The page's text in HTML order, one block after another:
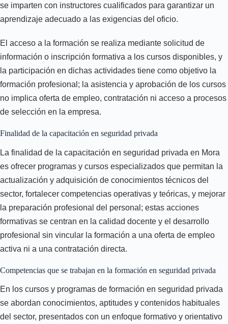
se imparten con instructores cualificados para garantizar un
aprendizaje adecuado a las exigencias del oficio.
El acceso a la formación se realiza mediante solicitud de
información o inscripción formativa a los cursos disponibles, y
la participación en dichas actividades tiene como objetivo la
formación profesional; la asistencia y aprobación de los cursos
no implica oferta de empleo, contratación ni acceso a procesos
de selección en la empresa.
Finalidad de la capacitación en seguridad privada
La finalidad de la capacitación en seguridad privada en Mora
es ofrecer programas y cursos especializados que permitan la
actualización y adquisición de conocimientos técnicos del
sector, fortalecer competencias operativas y teóricas, y mejorar
la preparación profesional del personal; estas acciones
formativas se centran en la calidad docente y el desarrollo
profesional sin vincular la formación a una oferta de empleo
activa ni a una contratación directa.
Competencias que se trabajan en la formación en seguridad privada
En los cursos y programas de formación en seguridad privada
se abordan conocimientos, aptitudes y contenidos habituales
del sector, presentados con un enfoque formativo y orientativo